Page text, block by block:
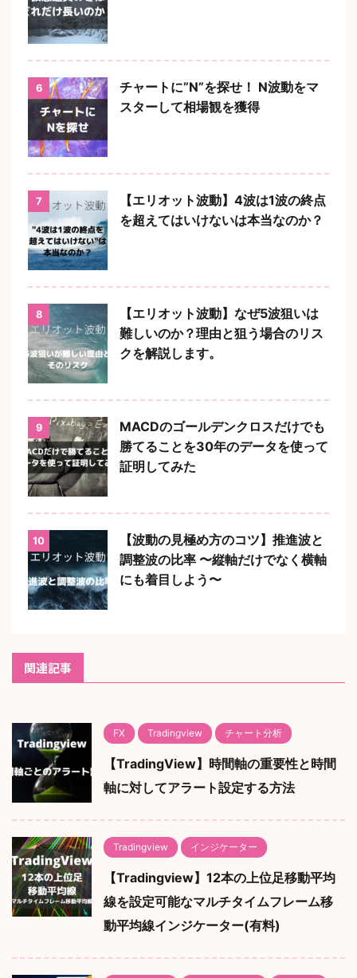
6
チャートに”N”を探せ！ N波動をマ
スターして相場観を獲得
7
【エリオット波動】4波は1波の終点
を超えてはいけないは本当なのか？
8
【エリオット波動】なぜ5波狙いは
難しいのか？理由と狙う場合のリス
クを解説します。
9
MACDのゴールデンクロスだけでも
勝てることを30年のデータを使って
証明してみた
10
【波動の見極め方のコツ】推進波と
調整波の比率 〜縦軸だけでなく横軸
にも着目しよう〜
関連記事
FX Tradingview チャート分析
【TradingView】時間軸の重要性と時間
軸に対してアラート設定する方法
Tradingview インジケーター
【Tradingview】12本の上位足移動平均
線を設定可能なマルチタイムフレーム移
動平均線インジケーター(有料)